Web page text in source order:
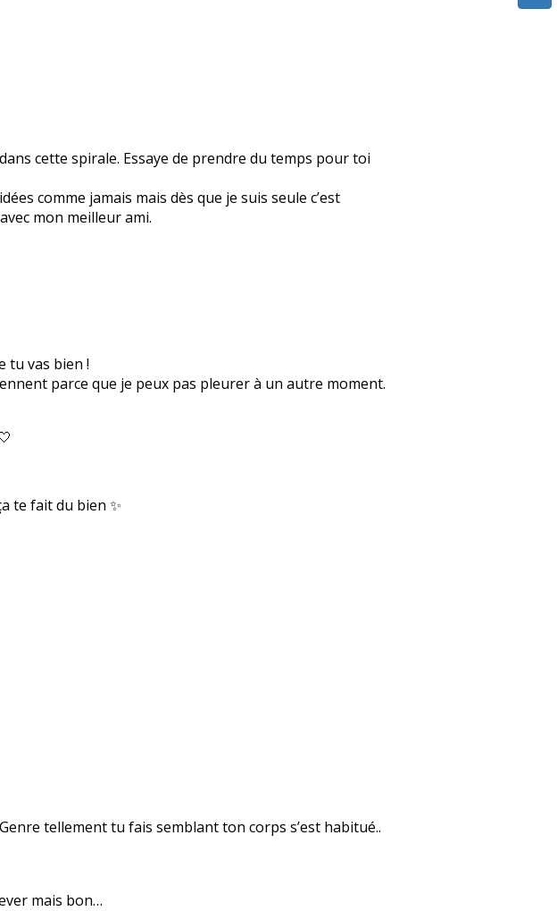
cette spirale. Essaye de prendre du temps pour toi
comme jamais mais dès que je suis seule c’est
mon meilleur ami.
tu vas bien !
parce que je peux pas pleurer à un autre moment.
te fait du bien ✨
tellement tu fais semblant ton corps s’est habitué..
mais bon…